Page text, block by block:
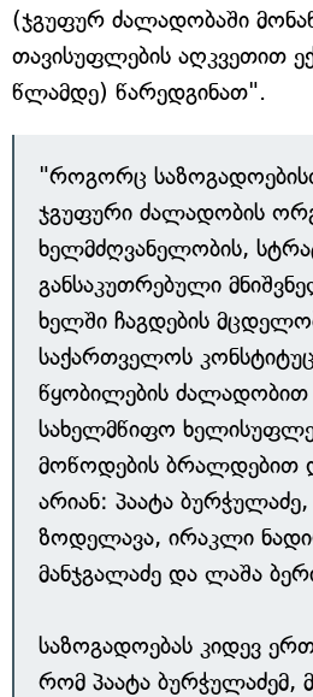
(ჯგუფურ ძალადობაში
თავისუფლების აღკვეთით
წლამდე) წარედგინათ".
"როგორც
ჯგუფური ძალადობის
ხელმძღვანელობის,
განსაკუთრებული
ხელში ჩაგდების
საქართველოს
წყობილების
სახელმწიფო
მოწოდების ბრალდებით
არიან: პაატა
ზოდელავა, ირაკლი
მანჯგალაძე და ლაშა
საზოგადოებას კიდევ
რომ პაატა ბურჭულაძემ,